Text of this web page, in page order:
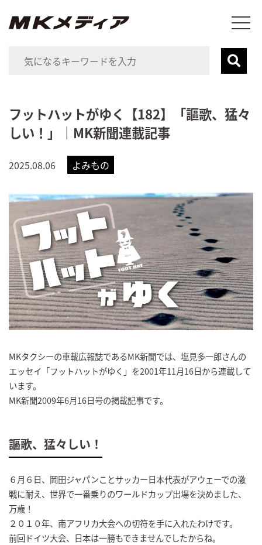
フットハットがゆく【182】「謳歌、猛々
しい！」｜MK新聞連載記事
2025.08.06 よみもの
MKタクシーの車載広報誌であるMK新聞では、塩見多一郎さんの
エッセイ「フットハットがゆく」を2001年11月16日から連載して
います。
MK新聞2009年6月16日号の掲載記事です。
謳歌、猛々しい！
６月６日、岡田ジャパンことサッカー日本代表がアウェーでの激
戦に耐え、世界で一番乗りのワールドカップ出場を決めました、
万歳！
２０１０年、南アフリカ大会への切符を手に入れたわけです。
前回ドイツ大会、日本は一勝もできませんでしたからね。